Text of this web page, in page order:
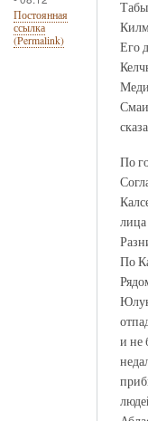
Постоянная
ссылка
(Permalink)
Его
По
По
и не